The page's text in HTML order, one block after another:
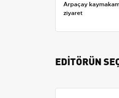
Arpaçay
ziyaret
EDİTÖRÜN